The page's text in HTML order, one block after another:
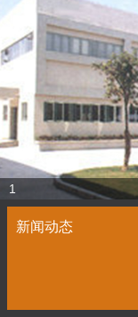
新闻动态